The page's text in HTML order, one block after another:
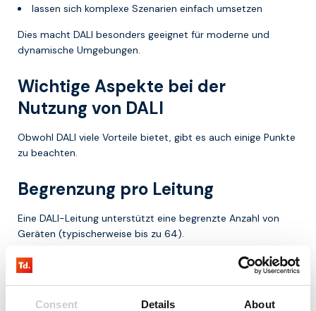
Consent Details About
lassen sich komplexe Szenarien einfach umsetzen
Dies macht DALI besonders geeignet für moderne und
dynamische Umgebungen.
Wichtige Aspekte bei der
Nutzung von DALI
Obwohl DALI viele Vorteile bietet, gibt es auch einige Punkte
zu beachten.
Begrenzung pro Leitung
Eine DALI-Leitung unterstützt eine begrenzte Anzahl von
Geräten (typischerweise bis zu 64).
Planung und Konfiguration
Ein gutes Systemdesign ist wichtig, um das volle Potenzial